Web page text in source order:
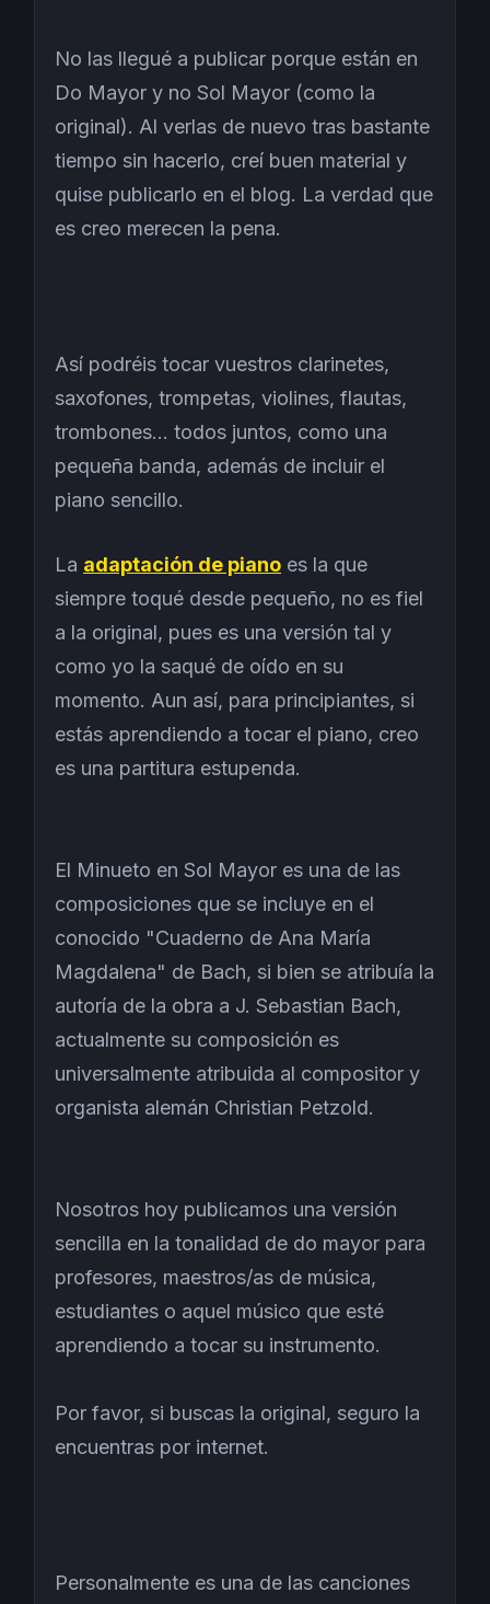
No las llegué a publicar porque están en
Do Mayor y no Sol Mayor (como la
original). Al verlas de nuevo tras bastante
tiempo sin hacerlo, creí buen material y
quise publicarlo en el blog. La verdad que
es creo merecen la pena.
Así podréis tocar vuestros clarinetes,
saxofones, trompetas, violines, flautas,
trombones... todos juntos, como una
pequeña banda, además de incluir el
piano sencillo.
La adaptación de piano es la que
siempre toqué desde pequeño, no es fiel
a la original, pues es una versión tal y
como yo la saqué de oído en su
momento. Aun así, para principiantes, si
estás aprendiendo a tocar el piano, creo
es una partitura estupenda.
El Minueto en Sol Mayor es una de las
composiciones que se incluye en el
conocido "Cuaderno de Ana María
Magdalena" de Bach, si bien se atribuía la
autoría de la obra a J. Sebastian Bach,
actualmente su composición es
universalmente atribuida al compositor y
organista alemán Christian Petzold.
Nosotros hoy publicamos una versión
sencilla en la tonalidad de do mayor para
profesores, maestros/as de música,
estudiantes o aquel músico que esté
aprendiendo a tocar su instrumento.
Por favor, si buscas la original, seguro la
encuentras por internet.
Personalmente es una de las canciones